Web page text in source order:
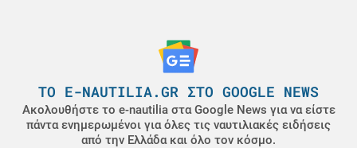
ΤΟ E-NAUTILIA.GR ΣΤΟ GOOGLE NEWS
Ακολουθήστε το e-nautilia στα Google News για να είστε
πάντα ενημερωμένοι για όλες τις ναυτιλιακές ειδήσεις
από την Ελλάδα και όλο τον κόσμο.